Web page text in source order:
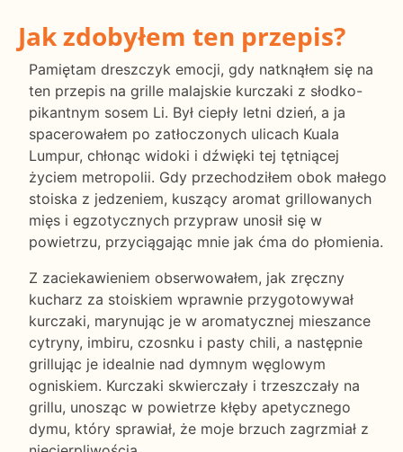
Jak zdobyłem ten przepis?
Pamiętam dreszczyk emocji, gdy natknąłem się na
ten przepis na grille malajskie kurczaki z słodko-
pikantnym sosem Li. Był ciepły letni dzień, a ja
spacerowałem po zatłoczonych ulicach Kuala
Lumpur, chłonąc widoki i dźwięki tej tętniącej
życiem metropolii. Gdy przechodziłem obok małego
stoiska z jedzeniem, kuszący aromat grillowanych
mięs i egzotycznych przypraw unosił się w
powietrzu, przyciągając mnie jak ćma do płomienia.
Z zaciekawieniem obserwowałem, jak zręczny
kucharz za stoiskiem wprawnie przygotowywał
kurczaki, marynując je w aromatycznej mieszance
cytryny, imbiru, czosnku i pasty chili, a następnie
grillując je idealnie nad dymnym węglowym
ogniskiem. Kurczaki skwierczały i trzeszczały na
grillu, unosząc w powietrze kłęby apetycznego
dymu, który sprawiał, że moje brzuch zagrzmiał z